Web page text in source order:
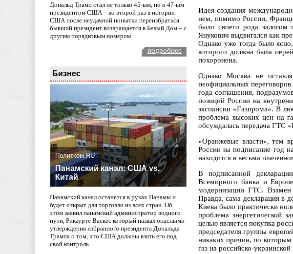
Дональд Трамп стал не только 45-ым, но и 47-ым
президентом США – во второй раз в истории
США после неудачной попытки переизбраться
бывший президент возвращается в Белый Дом – с
другим порядковым номером.
подробнее
Бизнес
Политком.RU
Панамский канал: США vs.
Китай
Панамский канал останется в руках Панамы и
будет открыт для торговли из всех стран. Об
этом заявил панамский администратор водного
пути, Рикаурте Васкес который назвал опасными
утверждения избранного президента Дональда
Трампа о том, что США должны взять его под
свой контроль.
Идея создания
нем, помимо России,
было своего рода залогом
Янукович выдвигался как
Однако уже тогда было
которого должна была
похоронена.
Однако Москва не
неофициальных
года соглашения,
позиций России на
экспансии «Газпрома». В
проблема высоких цен на
обсуждалась передача ГТС
«Оранжевые власти», тем
России на подписание год
находится в весьма
В подписанной
Всемирного банка и
модернизации ГТС. Взамен
Правда, сама декларация в
Киева было практически
проблема энергетической
целью является покупка
председателя группы
никаких причин, по
газ на российско-